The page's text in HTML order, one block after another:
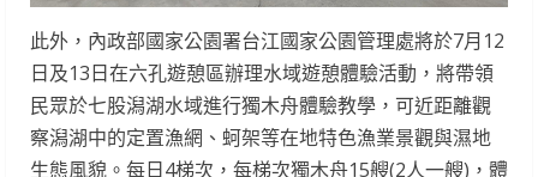
此外，內政部國家公園署台江國家公園管理處將於7月12
日及13日在六孔遊憩區辦理水域遊憩體驗活動，將帶領
民眾於七股潟湖水域進行獨木舟體驗教學，可近距離觀
察潟湖中的定置漁網、蚵架等在地特色漁業景觀與濕地
生態風貌。每日4梯次，每梯次獨木舟15艘(2人一艘)，體